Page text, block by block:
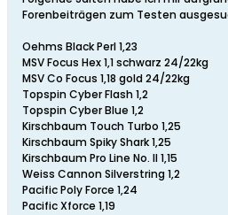
Forenbeiträgen zum Testen
Oehms Black Perl 1,23
MSV Focus Hex 1,1 schwarz 24/22kg
MSV Co Focus 1,18 gold 24/22kg
Topspin Cyber Flash 1,2
Topspin Cyber Blue 1,2
Kirschbaum Touch Turbo 1,25
Kirschbaum Spiky Shark 1,25
Kirschbaum Pro Line No. II 1,15
Weiss Cannon Silverstring 1,2
Pacific Poly Force 1,24
Pacific Xforce 1,19